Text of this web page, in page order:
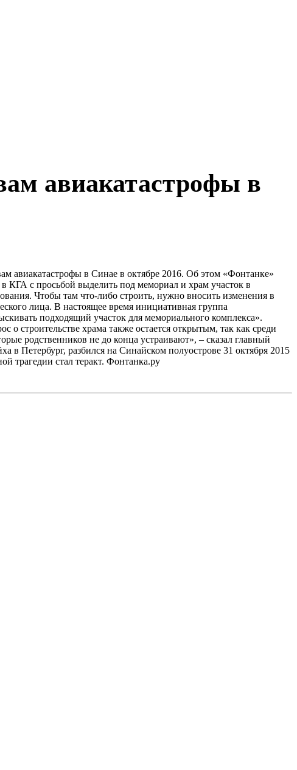
авиакатастрофы в
авиакатастрофы в Синае в октябре 2016. Об этом «Фонтанке»
КГА с просьбой выделить под мемориал и храм участок в
Чтобы там что-либо строить, нужно вносить изменения в
лица. В настоящее время инициативная группа
подходящий участок для мемориального комплекса».
строительстве храма также остается открытым, так как среди
родственников не до конца устраивают», – сказал главный
Петербург, разбился на Синайском полуострове 31 октября 2015
трагедии стал теракт. Фонтанка.ру